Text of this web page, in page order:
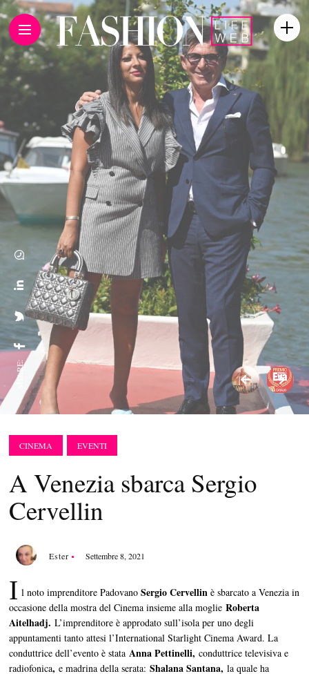
SHARE:
CINEMA EVENTI
A Venezia sbarca Sergio
Cervellin
Ester Settembre 8, 2021
I l noto imprenditore PadovanoSergio Cervellin è sbarcato a Venezia in
occasione della mostra del Cinema insieme alla moglieRoberta
Aitelhadj.L’imprenditore è approdato sull’isola per uno degli
appuntamenti tanto attesi l’International Starlight Cinema Award. La
conduttrice dell’evento è stataAnna Pettinelli,conduttrice televisiva e
radiofonica, e madrina della serata:Shalana Santana, la quale ha